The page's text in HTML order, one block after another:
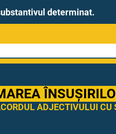
determinat.
ADJECTIVULUI CU